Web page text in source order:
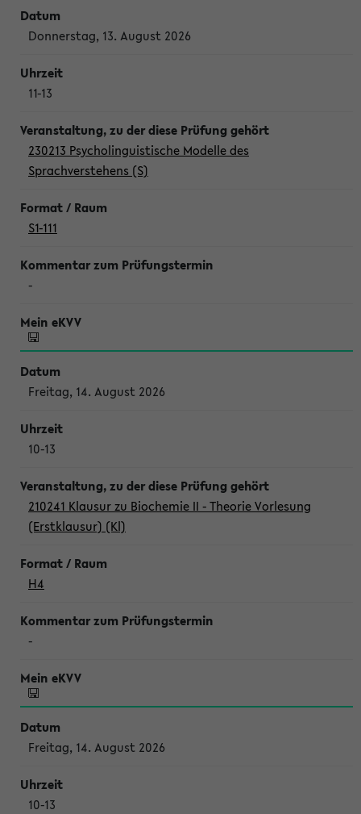
Donnerstag, 13. August 2026
11-13
230213 Psycholinguistische Modelle des
Sprachverstehens (S)
S1-111
-
Freitag, 14. August 2026
10-13
210241 Klausur zu Biochemie II - Theorie Vorlesung
(Erstklausur) (Kl)
H4
-
Freitag, 14. August 2026
10-13